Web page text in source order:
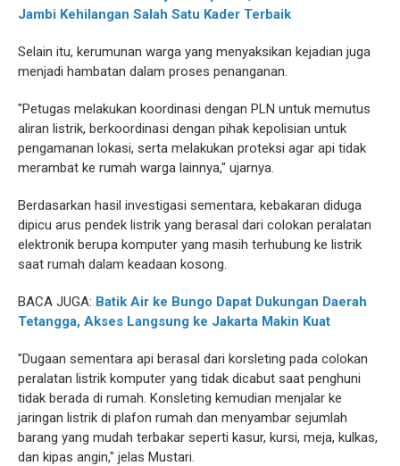
Jambi Kehilangan Salah Satu Kader Terbaik
Selain itu, kerumunan warga yang menyaksikan kejadian juga
menjadi hambatan dalam proses penanganan.
"Petugas melakukan koordinasi dengan PLN untuk memutus
aliran listrik, berkoordinasi dengan pihak kepolisian untuk
pengamanan lokasi, serta melakukan proteksi agar api tidak
merambat ke rumah warga lainnya," ujarnya.
Berdasarkan hasil investigasi sementara, kebakaran diduga
dipicu arus pendek listrik yang berasal dari colokan peralatan
elektronik berupa komputer yang masih terhubung ke listrik
saat rumah dalam keadaan kosong.
BACA JUGA: Batik Air ke Bungo Dapat Dukungan Daerah
Tetangga, Akses Langsung ke Jakarta Makin Kuat
"Dugaan sementara api berasal dari korsleting pada colokan
peralatan listrik komputer yang tidak dicabut saat penghuni
tidak berada di rumah. Konsleting kemudian menjalar ke
jaringan listrik di plafon rumah dan menyambar sejumlah
barang yang mudah terbakar seperti kasur, kursi, meja, kulkas,
dan kipas angin," jelas Mustari.